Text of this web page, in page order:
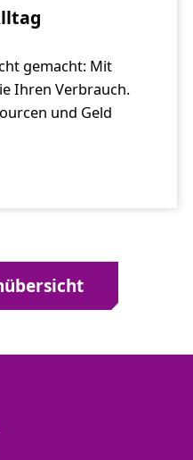
gemacht: Mit
Ihren Verbrauch.
und Geld